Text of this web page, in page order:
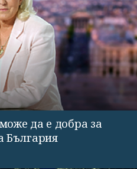
да е добра за
България